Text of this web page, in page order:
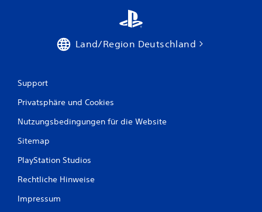
Land/Region Deutschland
Support
Privatsphäre und Cookies
Nutzungsbedingungen für die Website
Sitemap
PlayStation Studios
Rechtliche Hinweise
Impressum